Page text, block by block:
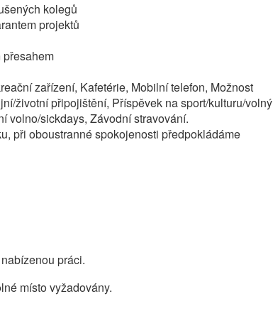
kolegů
projektů
zařízení, Kafetérie, Mobilní telefon, Možnost
životní připojištění, Příspěvek na sport/kulturu/volný
volno/sickdays, Závodní stravování.
při oboustranné spokojenosti předpokládáme
práci.
místo vyžadovány.